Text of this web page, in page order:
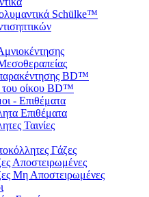
Schülke™
BD™
του οίκου BD™
- Επιθέματα
Επιθέματα
Ταινίες
Γάζες
Αποστειρωμένες
Μη Αποστειρωμένες